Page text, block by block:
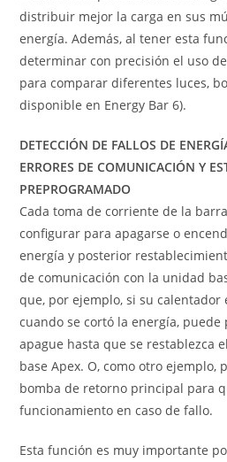
distribuir mejor la carga en sus
energía. Además, al tener esta
determinar con precisión el uso
para comparar diferentes luces,
disponible en Energy Bar 6).
DETECCIÓN DE FALLOS DE
ERRORES DE COMUNICACIÓN Y
PREPROGRAMADO
Cada toma de corriente de la
configurar para apagarse o
energía y posterior
de comunicación con la unidad
que, por ejemplo, si su calentador
cuando se cortó la energía,
apague hasta que se restablezca
base Apex. O, como otro ejemplo,
bomba de retorno principal para
funcionamiento en caso de fallo.
Esta función es muy importante